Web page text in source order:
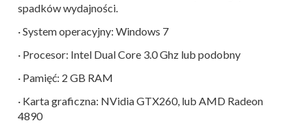
spadków wydajności.
· System operacyjny: Windows 7
· Procesor: Intel Dual Core 3.0 Ghz lub podobny
· Pamięć: 2 GB RAM
· Karta graficzna: NVidia GTX260, lub AMD Radeon
4890